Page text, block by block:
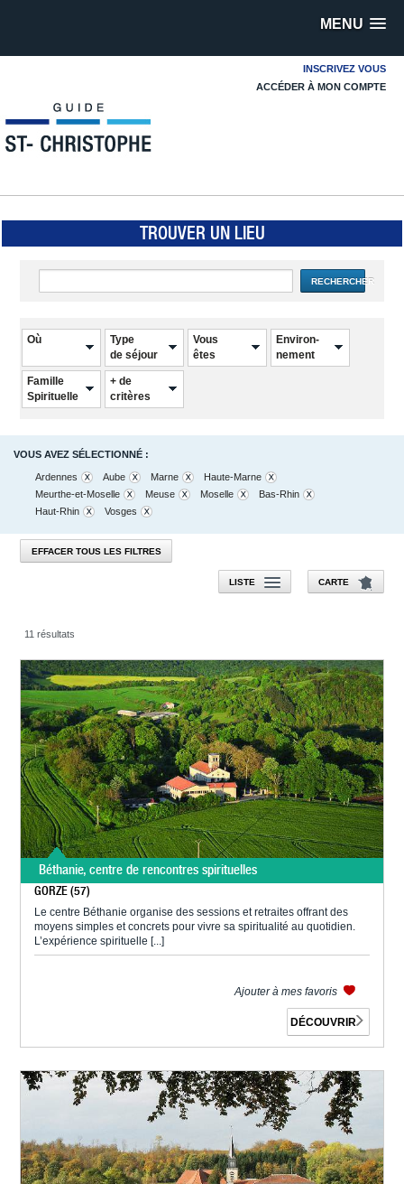
MENU
INSCRIVEZ VOUS
ACCÉDER À MON COMPTE
TROUVER UN LIEU
RECHERCHER
Où
Type
de séjour
Vous
êtes
Environ-
nement
Famille
Spirituelle
+ de
critères
VOUS AVEZ SÉLECTIONNÉ :
Ardennes Aube Marne
Haute-Marne
Meurthe-et-Moselle
Meuse Moselle
Bas-Rhin
Haut-Rhin
Vosges
EFFACER TOUS LES FILTRES
LISTE CARTE
11 résultats
Béthanie, centre de rencontres spirituelles
GORZE (57)
Le centre Béthanie organise des sessions et retraites offrant des
moyens simples et concrets pour vivre sa spiritualité au quotidien.
L’expérience spirituelle [...]
Ajouter à mes favoris
DÉCOUVRIR